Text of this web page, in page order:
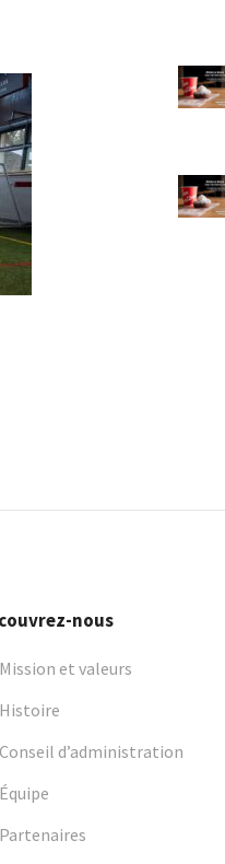
nous
Mission et valeurs
Histoire
Conseil d’administration
Équipe
Partenaires